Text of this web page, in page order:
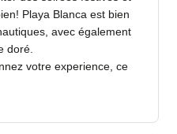
Playa Blanca est bien
avec également
doré.
votre experience, ce